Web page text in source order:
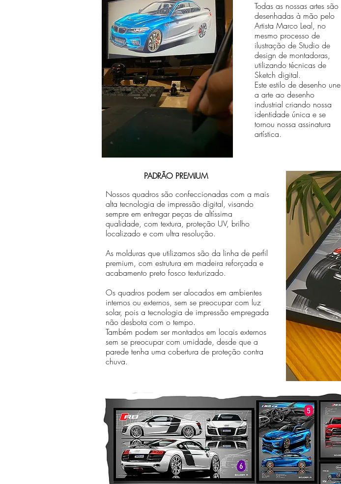
Todas as nossas artes são
desenhadas à mão pelo
Artista Marco Leal, no
mesmo processo de
ilustração de Studio de
design de montadoras,
utilizando técnicas de
Sketch digital.
Este estilo de desenho une
a arte ao desenho
industrial criando nossa
identidade única e se
tornou nossa assinatura
artística.
PADRÃO PREMIUM
Nossos quadros são confeccionadas com a mais
alta tecnologia de impressão digital, visando
sempre em entregar peças de altíssima
qualidade, com textura, proteção UV, brilho
localizado e com ultra resolução.
As molduras que utilizamos são da linha de perfil
premium, com estrutura em madeira reforçada e
acabamento preto fosco texturizado.
Os quadros podem ser alocados em ambientes
internos ou externos, sem se preocupar com luz
solar, pois a tecnologia de impressão empregada
não desbota com o tempo.
Também podem ser montados em locais externos
sem se preocupar com umidade, desde que a
parede tenha uma cobertura de proteção contra
chuva.